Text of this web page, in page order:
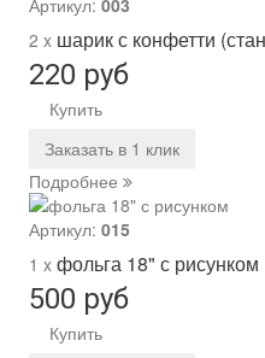
2 x шарик с конфетти
220 руб
Купить
Заказать в 1 клик
Подробнее
Артикул: 015
1 x фольга 18" с рисунком
500 руб
Купить